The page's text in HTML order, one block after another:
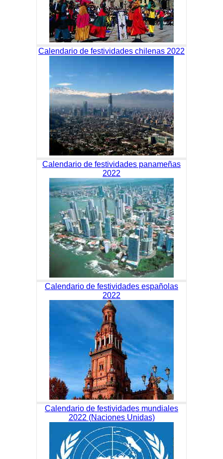
Calendario de festividades chilenas 2022
Calendario de festividades panameñas
2022
Calendario de festividades españolas
2022
Calendario de festividades mundiales
2022 (Naciones Unidas)